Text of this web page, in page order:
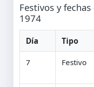
Festivos y
1974
Día Tipo
7 Festivo